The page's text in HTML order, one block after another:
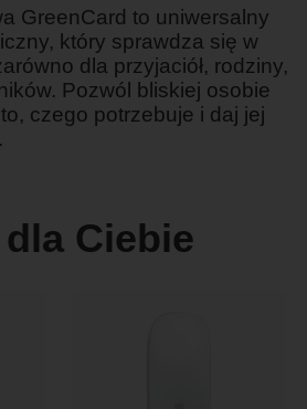
GreenCard to uniwersalny
który sprawdza się w
dla przyjaciół, rodziny,
Pozwól bliskiej osobie
czego potrzebuje i daj jej
Ciebie